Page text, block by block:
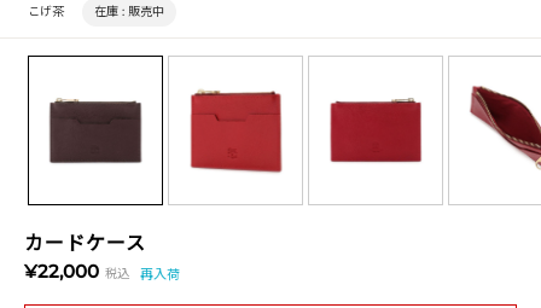
カードケース
¥22,000 税込 再入荷
こげ茶 在庫 : 販売中